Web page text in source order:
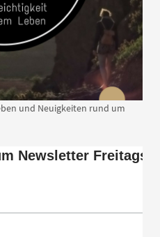
und Neuigkeiten rund um
Newsletter Freitags